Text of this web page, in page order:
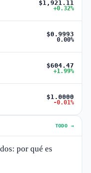
$1,921.11
+0.32%
$0.9993
0.00%
$604.47
+1.99%
$1.0000
-0.01%
TODO →
por qué es